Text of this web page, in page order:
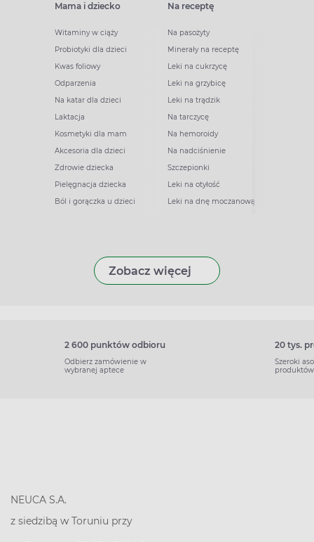
Mama i dziecko
Witaminy w ciąży
Probiotyki dla dzieci
Kwas foliowy
Odparzenia
Na katar dla dzieci
Laktacja
Kosmetyki dla mam
Akcesoria dla dzieci
Zdrowie dziecka
Pielęgnacja dziecka
Ból i gorączka u dzieci
Na receptę
Na pasożyty
Minerały na receptę
Leki na cukrzycę
Leki na grzybicę
Leki na trądzik
Na tarczycę
Na hemoroidy
Na nadciśnienie
Szczepionki
Leki na otyłość
Leki na dnę moczanową
Zobacz więcej
2 600 punktów odbioru
Odbierz zamówienie w
wybranej aptece
20 tys.
Szeroki
produktów
NEUCA S.A.
z siedzibą w Toruniu przy